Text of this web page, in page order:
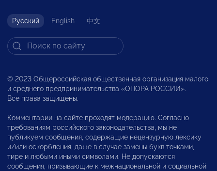
Русский English 中文
© 2023 Общероссийская общественная организация малого
и среднего предпринимательства «ОПОРА РОССИИ».
Все права защищены.
Комментарии на сайте проходят модерацию. Согласно
требованиям российского законодательства, мы не
публикуем сообщения, содержащие нецензурную лексику
и/или оскорбления, даже в случае замены букв точками,
тире и любыми иными символами. Не допускаются
сообщения, призывающие к межнациональной и социальной